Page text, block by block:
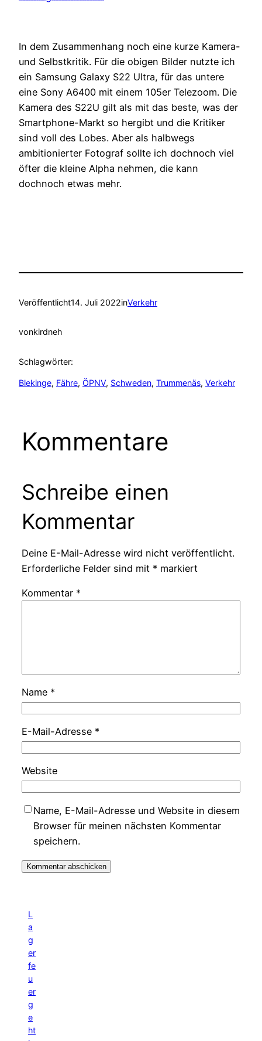
In dem Zusammenhang noch eine kurze Kamera-
und Selbstkritik. Für die obigen Bilder nutzte ich
ein Samsung Galaxy S22 Ultra, für das untere
eine Sony A6400 mit einem 105er Telezoom. Die
Kamera des S22U gilt als mit das beste, was der
Smartphone-Markt so hergibt und die Kritiker
sind voll des Lobes. Aber als halbwegs
ambitionierter Fotograf sollte ich dochnoch viel
öfter die kleine Alpha nehmen, die kann
dochnoch etwas mehr.
Veröffentlicht14. Juli 2022inVerkehr
vonkirdneh
Schlagwörter:
Blekinge, Fähre, ÖPNV, Schweden, Trummenäs, Verkehr
Kommentare
Schreibe einen
Kommentar
Deine E-Mail-Adresse wird nicht veröffentlicht.
Erforderliche Felder sind mit * markiert
Kommentar *
Name *
E-Mail-Adresse *
Website
Name, E-Mail-Adresse und Website in diesem
Browser für meinen nächsten Kommentar
speichern.
L
a
g
er
fe
u
er
g
e
ht